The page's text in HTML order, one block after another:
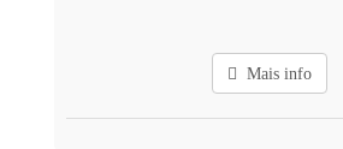
Mais info